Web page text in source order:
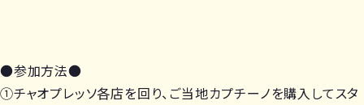
●参加方法●
①チャオプレッソ各店を回り、ご当地カプチーノを購入してスタ